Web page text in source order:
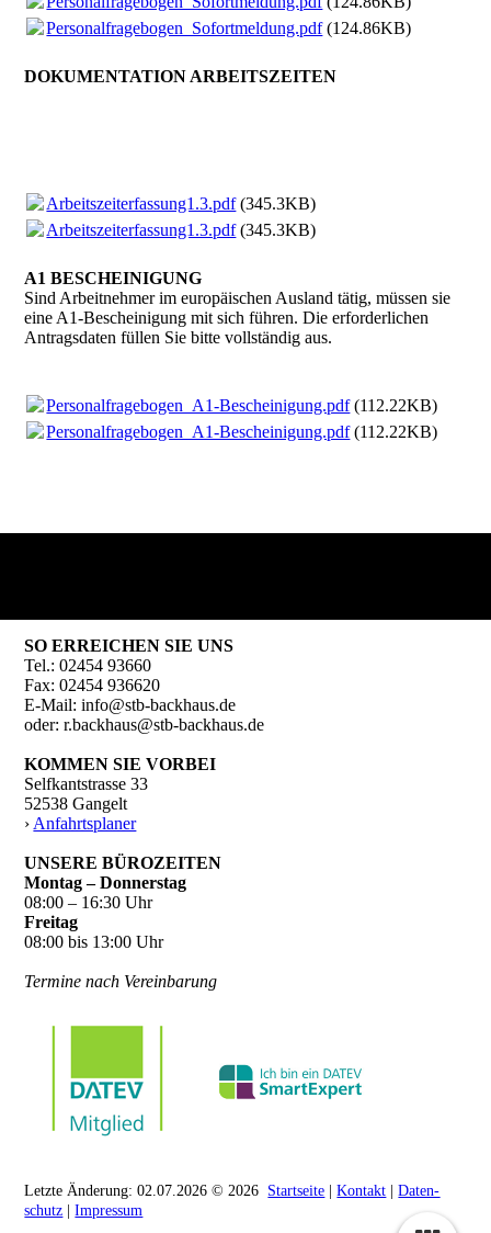
Personalfragebogen_Sofortmeldung.pdf(124.86KB)
DOKUMENTATION ARBEITSZEITEN
Arbeitszeiterfassung1.3.pdf(345.3KB)
Arbeitszeiterfassung1.3.pdf(345.3KB)
A1 BESCHEINIGUNG
Sind Arbeitnehmer im europäischen Ausland tätig, müssen sie
eine A1-Bescheinigung mit sich führen. Die erforderlichen
Antragsdaten füllen Sie bitte vollständig aus.
Personalfragebogen_A1-Bescheinigung.pdf(112.22KB)
Personalfragebogen_A1-Bescheinigung.pdf(112.22KB)
SO ERREICHEN SIE UNS
Tel.: 02454 93660
Fax: 02454 936620
E-Mail: info@stb-backhaus.de
oder: r.backhaus@stb-backhaus.de
KOMMEN SIE VORBEI
Selfkantstrasse 33
52538 Gangelt
› Anfahrtsplaner
UNSERE BÜROZEITEN
Montag – Donnerstag
08:00 – 16:30 Uhr
Freitag
08:00 bis 13:00 Uhr
Termine nach Vereinbarung
Letzte Änderung: 02.07.2026 © 2026 Startseite |Kontakt |Daten­
schutz |Impressum